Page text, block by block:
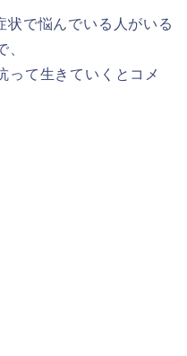
状で悩んでいる人がいる
、
って生きていくとコメ